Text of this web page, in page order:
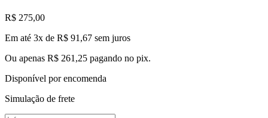
R$ 275,00
Em até 3x de R$ 91,67 sem juros
Ou apenas R$ 261,25 pagando no pix.
Disponível por encomenda
Simulação de frete